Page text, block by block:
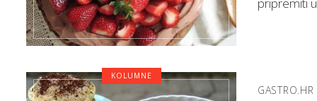
GASTRO.HR
KOLUMNE